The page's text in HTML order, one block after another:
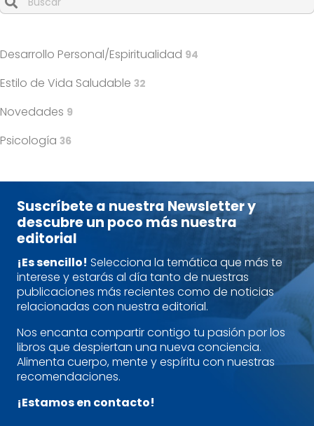
Desarrollo Personal/Espiritualidad 94
Estilo de Vida Saludable 32
Novedades 9
Psicología 36
Suscríbete a nuestra Newsletter y
descubre un poco más nuestra
editorial
¡Es sencillo! Selecciona la temática que más te
interese y estarás al día tanto de nuestras
publicaciones más recientes como de noticias
relacionadas con nuestra editorial.
Nos encanta compartir contigo tu pasión por los
libros que despiertan una nueva conciencia.
Alimenta cuerpo, mente y espíritu con nuestras
recomendaciones.
¡Estamos en contacto!